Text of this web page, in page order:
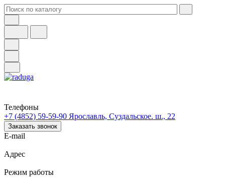
Телефоны
+7 (4852) 59-59-90 Ярославль, Суздальское. ш., 22
Заказать звонок
E-mail
Адрес
Режим работы